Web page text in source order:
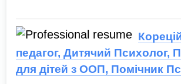
педагог, Дитячий Психолог,
для дітей з ООП, Помічник